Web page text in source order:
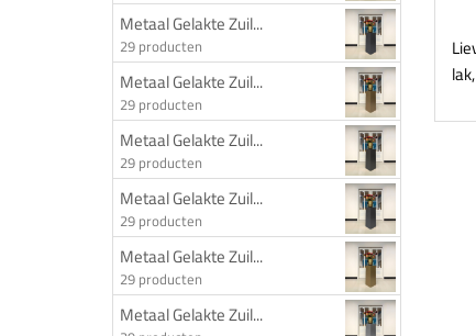
Metaal Gelakte Zuil...
29 producten
Metaal Gelakte Zuil...
29 producten
Metaal Gelakte Zuil...
29 producten
Metaal Gelakte Zuil...
29 producten
Metaal Gelakte Zuil...
29 producten
Metaal Gelakte Zuil...